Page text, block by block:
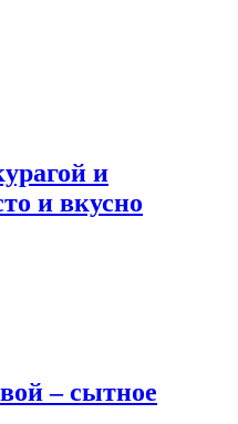
и
и вкусно
– сытное